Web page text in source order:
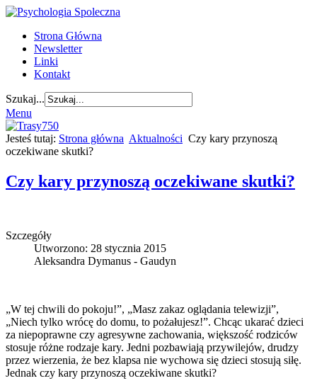
Strona Główna
Newsletter
Linki
Kontakt
Szukaj...
Menu
Jesteś tutaj: Strona główna Aktualności Czy kary przynoszą
oczekiwane skutki?
Czy kary przynoszą oczekiwane skutki?
Szczegóły
Utworzono: 28 stycznia 2015
Aleksandra Dymanus - Gaudyn
„W tej chwili do pokoju!”, „Masz zakaz oglądania telewizji”,
„Niech tylko wrócę do domu, to pożałujesz!”. Chcąc ukarać dzieci
za niepoprawne czy agresywne zachowania, większość rodziców
stosuje różne rodzaje kary. Jedni pozbawiają przywilejów, drudzy
przez wierzenia, że bez klapsa nie wychowa się dzieci stosują siłę.
Jednak czy kary przynoszą oczekiwane skutki?